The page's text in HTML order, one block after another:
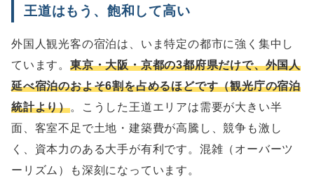
王道はもう、飽和して高い
外国人観光客の宿泊は、いま特定の都市に強く集中し
ています。 東京・大阪・京都の3都府県だけで、外国人
延べ宿泊のおよそ6割を占めるほどです（観光庁の宿泊
統計より）。こうした王道エリアは需要が大きい半
面、客室不足で土地・建築費が高騰し、競争も激し
く、資本力のある大手が有利です。混雑（オーバーツ
ーリズム）も深刻になっています。